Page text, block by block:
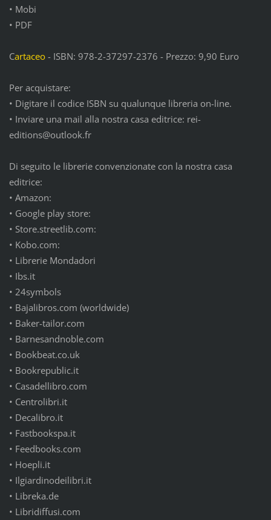
• Mobi
• PDF
Cartaceo - ISBN: 978-2-37297-2376 - Prezzo: 9,90 Euro
Per acquistare:
• Digitare il codice ISBN su qualunque libreria on-line.
• Inviare una mail alla nostra casa editrice: rei-
editions@outlook.fr
Di seguito le librerie convenzionate con la nostra casa
editrice:
• Amazon:
• Google play store:
• Store.streetlib.com:
• Kobo.com:
• Librerie Mondadori
• Ibs.it
• 24symbols
• Bajalibros.com (worldwide)
• Baker-tailor.com
• Barnesandnoble.com
• Bookbeat.co.uk
• Bookrepublic.it
• Casadellibro.com
• Centrolibri.it
• Decalibro.it
• Fastbookspa.it
• Feedbooks.com
• Hoepli.it
• Ilgiardinodeilibri.it
• Libreka.de
• Libridiffusi.com